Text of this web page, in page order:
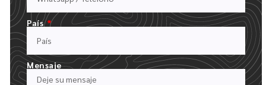
RELLENE NUESTRO FORMULARIO DE PRESUPUESTO
CARGUE SU LOGOTIPO Y DESCRIBA SU PEDIDO
País
Mensaje